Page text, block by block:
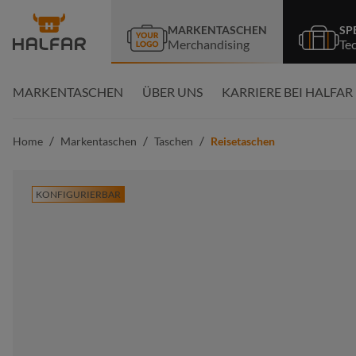
Zur Hauptnavigation springen
MARKENTASCHEN
Merchandising
MARKENTASCHEN ÜBER UNS KARRIERE BEI HALFAR
Home / Markentaschen / Taschen / Reisetaschen
KONFIGURIERBAR